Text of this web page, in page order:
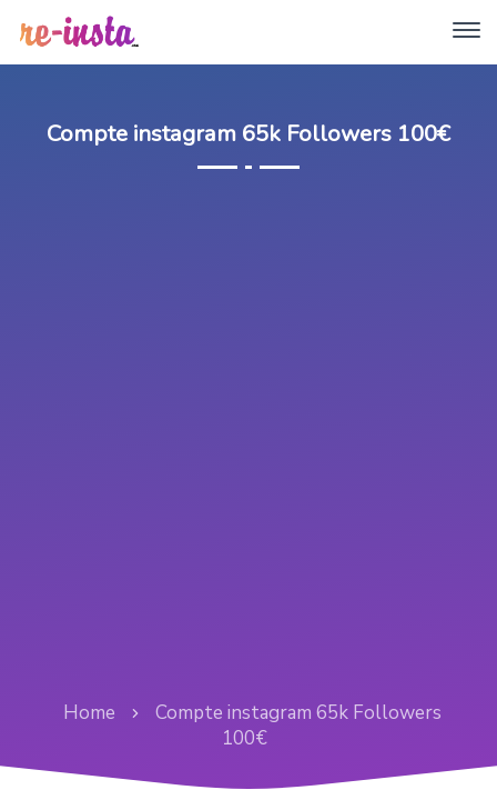
Compte instagram 65k Followers 100€
Home
Compte instagram 65k Followers
100€